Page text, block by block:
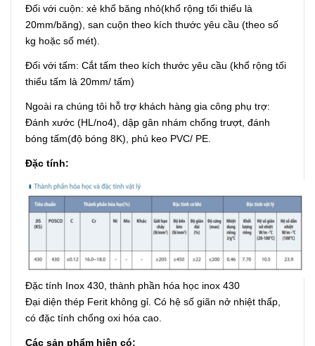
Đối với cuộn: xẻ khổ băng nhỏ(khổ rộng tối thiểu là
20mm/băng), san cuộn theo kích thước yêu cầu (theo số
kg hoặc số mét).
Đối với tấm: Cắt tấm theo kích thước yêu cầu (khổ rộng tối
thiểu tấm là 20mm/ tấm)
Ngoài ra chúng tôi hỗ trợ khách hàng gia công phụ trợ:
Đánh xước (HL/no4), dập gân nhám chống trượt, đánh
bóng tấm(độ bóng 8K), phủ keo PVC/ PE.
Đặc tính:
Đặc tính Inox 430, thành phần hóa học inox 430
Đại diện thép Ferit không gỉ. Có hệ số giãn nở nhiệt thấp,
có đặc tính chống oxi hóa cao.
Các sản phẩm hiện có: